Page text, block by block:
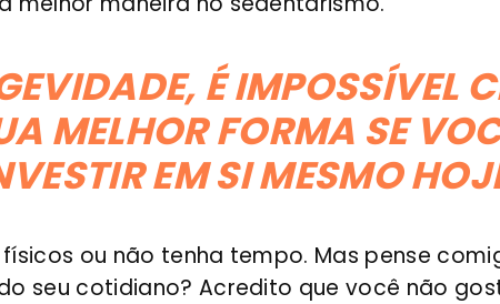
É IMPOSSÍVEL
MELHOR FORMA SE
EM SI MESMO
ou não tenha tempo. Mas pense
seu cotidiano? Acredito que você não